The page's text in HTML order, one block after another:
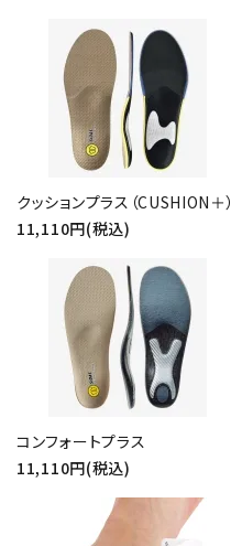
クッションプラス（CUSHION＋）
11,110円(税込)
コンフォートプラス
11,110円(税込)
キーワード